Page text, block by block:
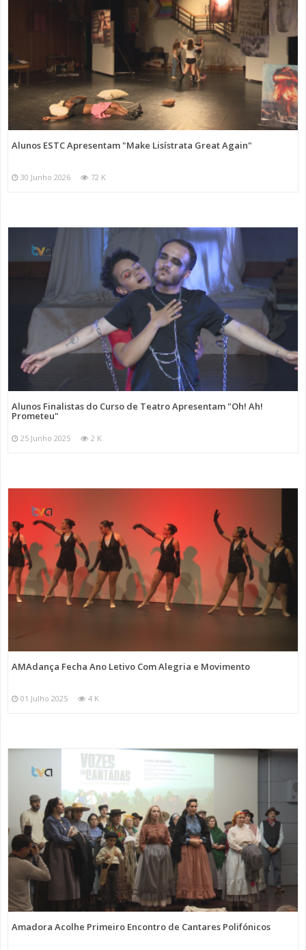
Alunos ESTC Apresentam "Make Lisístrata Great Again"
30 Junho 2026 72 K
Alunos Finalistas do Curso de Teatro Apresentam "Oh! Ah!
Prometeu"
25 Junho 2025 2 K
AMAdança Fecha Ano Letivo Com Alegria e Movimento
01 Julho 2025 4 K
Amadora Acolhe Primeiro Encontro de Cantares Polifónicos